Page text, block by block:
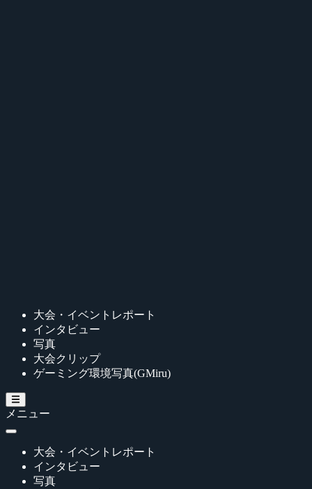
大会・イベントレポート
インタビュー
写真
大会クリップ
ゲーミング環境写真(GMiru)
メニュー
大会・イベントレポート
インタビュー
写真